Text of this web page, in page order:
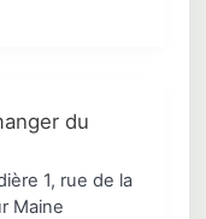
du
1, rue de la
Maine